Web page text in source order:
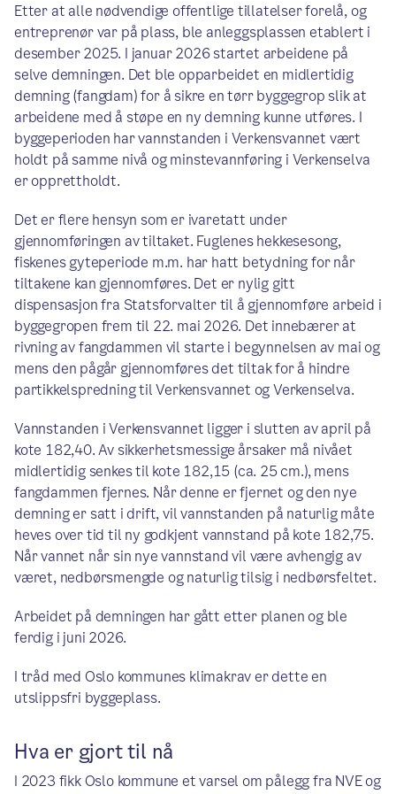
Etter at alle nødvendige offentlige tillatelser forelå, og
entreprenør var på plass, ble anleggsplassen etablert i
desember 2025. I januar 2026 startet arbeidene på
selve demningen. Det ble opparbeidet en midlertidig
demning (fangdam) for å sikre en tørr byggegrop slik at
arbeidene med å støpe en ny demning kunne utføres. I
byggeperioden har vannstanden i Verkensvannet vært
holdt på samme nivå og minstevannføring i Verkenselva
er opprettholdt.
Det er flere hensyn som er ivaretatt under
gjennomføringen av tiltaket. Fuglenes hekkesesong,
fiskenes gyteperiode m.m. har hatt betydning for når
tiltakene kan gjennomføres. Det er nylig gitt
dispensasjon fra Statsforvalter til å gjennomføre arbeid i
byggegropen frem til 22. mai 2026. Det innebærer at
rivning av fangdammen vil starte i begynnelsen av mai og
mens den pågår gjennomføres det tiltak for å hindre
partikkelspredning til Verkensvannet og Verkenselva.
Vannstanden i Verkensvannet ligger i slutten av april på
kote 182,40. Av sikkerhetsmessige årsaker må nivået
midlertidig senkes til kote 182,15 (ca. 25 cm.), mens
fangdammen fjernes. Når denne er fjernet og den nye
demning er satt i drift, vil vannstanden på naturlig måte
heves over tid til ny godkjent vannstand på kote 182,75.
Når vannet når sin nye vannstand vil være avhengig av
været, nedbørsmengde og naturlig tilsig i nedbørsfeltet.
Arbeidet på demningen har gått etter planen og ble
ferdig i juni 2026.
I tråd med Oslo kommunes klimakrav er dette en
utslippsfri byggeplass.
Hva er gjort til nå
I 2023 fikk Oslo kommune et varsel om pålegg fra NVE og